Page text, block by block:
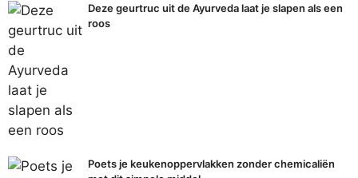
Deze geurtruc uit de Ayurveda laat je slapen als een
roos
Poets je keukenoppervlakken zonder chemicaliën